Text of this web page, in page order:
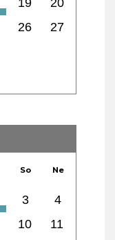
26
27
So Ne
3
4
10
11